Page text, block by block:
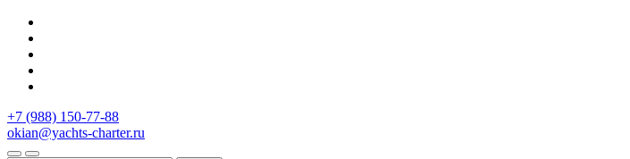
+7 (988) 150-77-88
okian@yachts-charter.ru